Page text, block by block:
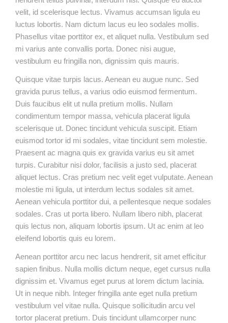
velit, id scelerisque lectus. Vivamus accumsan ligula eu
luctus lobortis. Nam dictum lacus eu leo sodales mollis.
Phasellus vitae porttitor ex, et aliquet nulla. Vestibulum sed
mi varius ante convallis porta. Donec nisi augue,
vestibulum eu fringilla non, dignissim quis mauris.
Quisque vitae turpis lacus. Aenean eu augue nunc. Sed
gravida purus tellus, a varius odio euismod fermentum.
Duis faucibus elit ut nulla pretium mollis. Nullam
condimentum tempor massa, vehicula placerat ligula
scelerisque ut. Donec tincidunt vehicula suscipit. Etiam
euismod tortor id mi sodales, vitae tincidunt sem molestie.
Praesent ac magna quis ex gravida varius eu sit amet
turpis. Curabitur nisi dolor, facilisis a justo sed, placerat
aliquet lectus. Cras pretium nec velit eget vulputate. Aenean
molestie mi ligula, ut interdum lectus sodales sit amet.
Aenean vehicula porttitor dui, a pellentesque neque sodales
sodales. Cras ut porta libero. Nullam libero nibh, placerat
quis lectus non, aliquam lobortis ipsum. Ut ac enim at leo
eleifend lobortis quis eu lorem.
Aenean porttitor arcu nec lacus hendrerit, sit amet efficitur
sapien finibus. Nulla mollis dictum neque, eget cursus nulla
dignissim et. Vivamus eget purus at lorem dictum lacinia.
Ut in neque nibh. Integer fringilla ante eget nulla pretium
vestibulum vel vitae nulla. Quisque sollicitudin arcu vel
tortor placerat pretium. Duis tincidunt ullamcorper nunc